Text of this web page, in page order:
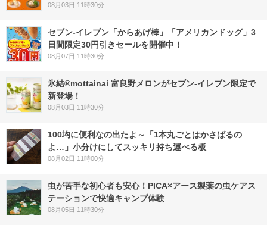
08月03日 11時30分
セブン‐イレブン「からあげ棒」「アメリカンドッグ」3
日間限定30円引きセールを開催中！
08月07日 11時30分
氷結®mottainai 富良野メロンがセブン‐イレブン限定で
新登場！
08月03日 11時30分
100均に便利なの出たよ～「1本丸ごとはかさばるの
よ…」小分けにしてスッキリ持ち運べる板
08月02日 11時00分
虫が苦手な初心者も安心！PICA×アース製薬の虫ケアス
テーションで快適キャンプ体験
08月05日 11時30分